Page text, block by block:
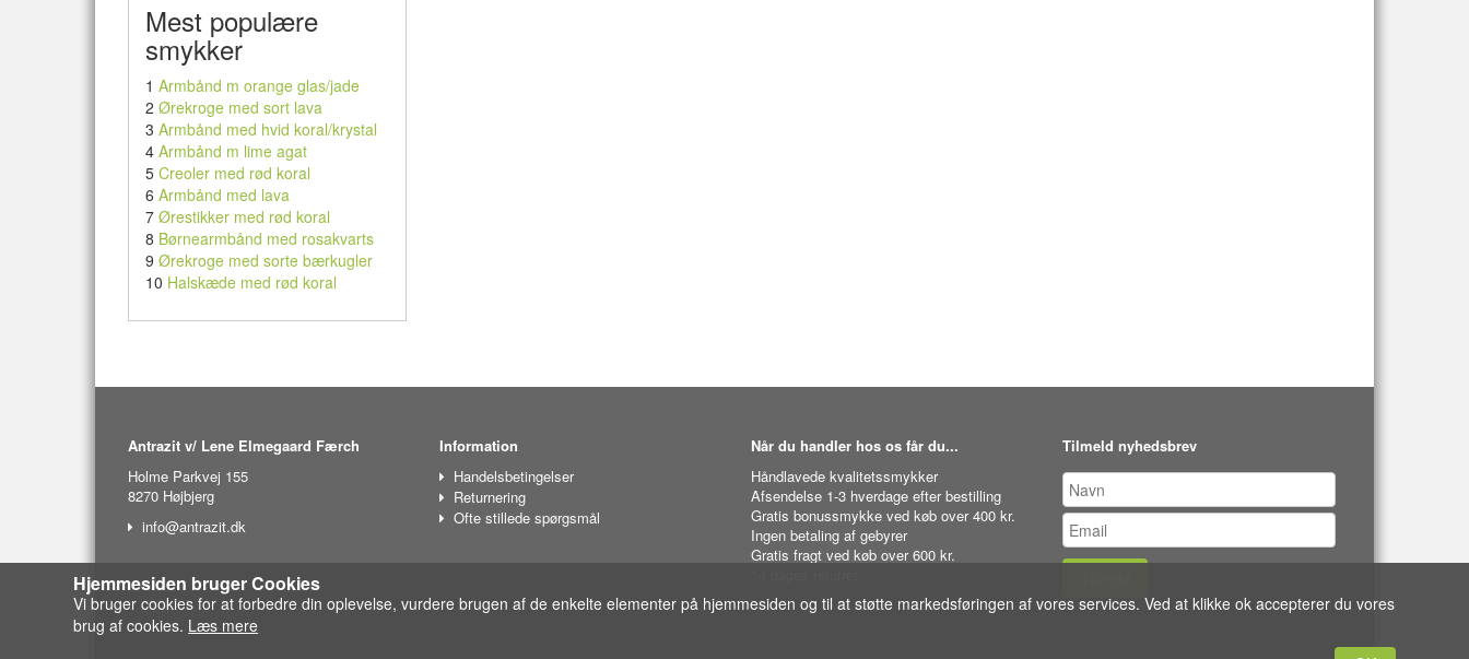
Mest populære
smykker
1 Armbånd m orange glas/jade
2 Ørekroge med sort lava
3 Armbånd med hvid koral/krystal
4 Armbånd m lime agat
5 Creoler med rød koral
6 Armbånd med lava
7 Ørestikker med rød koral
8 Børnearmbånd med rosakvarts
9 Ørekroge med sorte bærkugler
10 Halskæde med rød koral
Antrazit v/ Lene Elmegaard Færch
Holme Parkvej 155
8270 Højbjerg
info@antrazit.dk
Information
Handelsbetingelser
Returnering
Ofte stillede spørgsmål
Når du handler hos os får du...
Håndlavede kvalitetssmykker
Afsendelse 1-3 hverdage efter bestilling
Gratis bonussmykke ved køb over 400 kr.
Ingen betaling af gebyrer
Gratis fragt ved køb over 600 kr.
Tilmeld nyhedsbrev
Hjemmesiden bruger Cookies
Vi bruger cookies for at forbedre din oplevelse, vurdere brugen af de enkelte elementer på hjemmesiden og til at støtte markedsføringen af vores services. Ved at klikke ok accepterer du vores
brug af cookies. Læs mere